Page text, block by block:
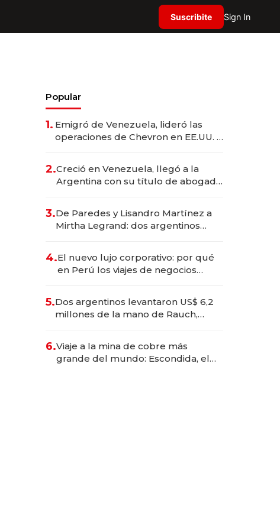
Suscribite Sign In
Popular
1. Emigró de Venezuela, lideró las
operaciones de Chevron en EE.UU. y
2.Creció en Venezuela, llegó a la
Argentina con su título de abogado
marcas "fast premium"
3.De Paredes y Lisandro Martínez a
Mirtha Legrand: dos argentinos
4.El nuevo lujo corporativo: por qué
en Perú los viajes de negocios
transformadoras
5.Dos argentinos levantaron US$ 6,2
millones de la mano de Rauch,
6.Viaje a la mina de cobre más
grande del mundo: Escondida, el